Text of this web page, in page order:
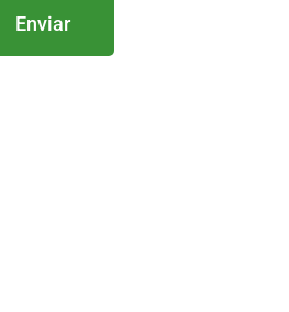
Enviar